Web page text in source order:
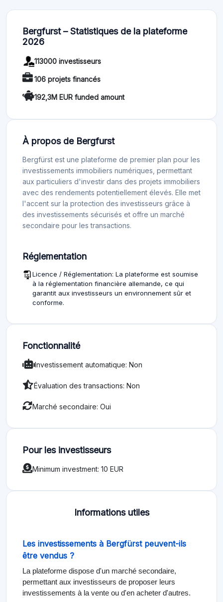
Bergfurst – Statistiques de la plateforme
2026
113000 investisseurs
106 projets financés
192,3M EUR funded amount
À propos de Bergfurst
Bergfürst est une plateforme de premier plan pour les
investissements immobiliers numériques, permettant
aux particuliers d'investir dans des projets immobiliers
avec des rendements potentiellement élevés. Elle met
l'accent sur la protection des investisseurs grâce à
des investissements sécurisés et offre un marché
secondaire pour les transactions.
Réglementation
Licence / Réglementation: La plateforme est soumise
à la réglementation financière allemande, ce qui
garantit aux investisseurs un environnement sûr et
conforme.
Fonctionnalité
Investissement automatique: Non
Évaluation des transactions: Non
Marché secondaire: Oui
Pour les investisseurs
Minimum investment: 10 EUR
Informations utiles
Les investissements à Bergfürst peuvent-ils
être vendus ?
La plateforme dispose d'un marché secondaire,
permettant aux investisseurs de proposer leurs
investissements à la vente ou d'en acheter d'autres.